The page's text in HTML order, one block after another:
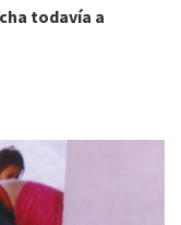
todavía a